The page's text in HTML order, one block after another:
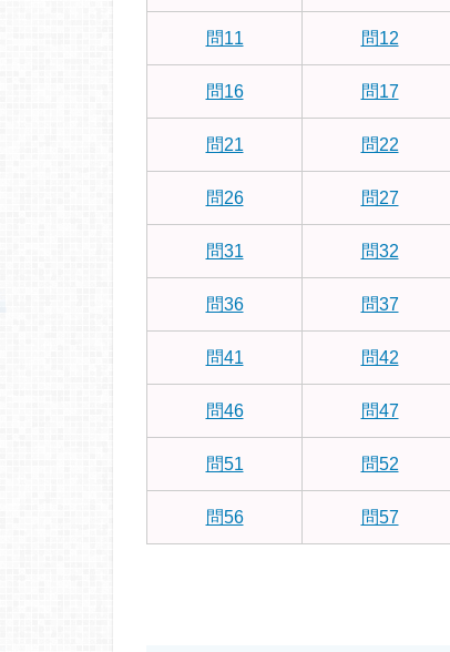
問11 問12
問16 問17
問21 問22
問26 問27
問31 問32
問36 問37
問41 問42
問46 問47
問51 問52
問56 問57